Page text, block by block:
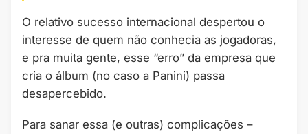
O relativo sucesso internacional despertou o
interesse de quem não conhecia as jogadoras,
e pra muita gente, esse “erro” da empresa que
cria o álbum (no caso a Panini) passa
desapercebido.
Para sanar essa (e outras) complicações –